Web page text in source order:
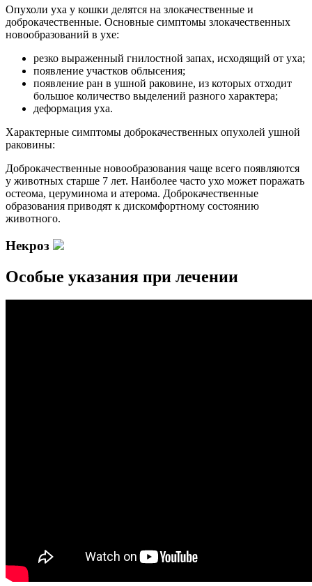
Опухоли уха у кошки делятся на злокачественные и
доброкачественные. Основные симптомы злокачественных
новообразований в ухе:
резко выраженный гнилостной запах, исходящий от уха;
появление участков облысения;
появление ран в ушной раковине, из которых отходит
большое количество выделений разного характера;
деформация уха.
Характерные симптомы доброкачественных опухолей ушной
раковины:
Доброкачественные новообразования чаще всего появляются
у животных старше 7 лет. Наиболее часто ухо может поражать
остеома, церуминома и атерома. Доброкачественные
образования приводят к дискомфортному состоянию
животного.
Некроз
Особые указания при лечении